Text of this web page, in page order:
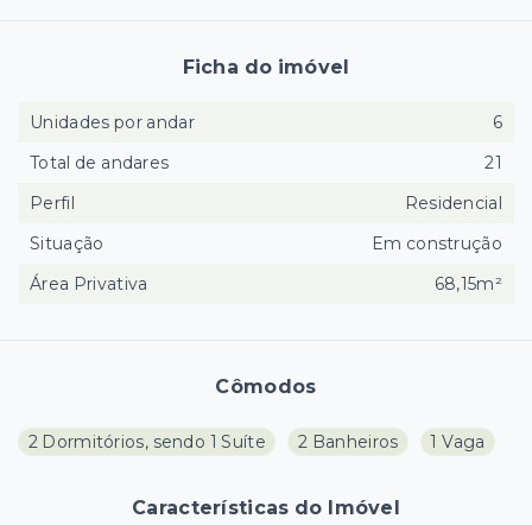
Cômodos
2 Dormitórios, sendo 1 Suíte 2 Banheiros 1 Vaga
Características do Imóvel
Ficha do imóvel
Unidades por andar
6
Total de andares
21
Perfil
Residencial
Situação
Em construção
Área Privativa
68,15m²